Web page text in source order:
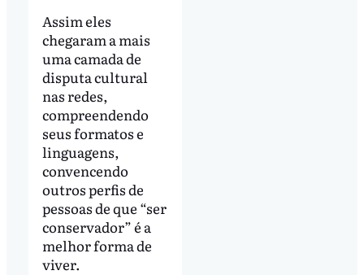
Assim eles
chegaram a mais
uma camada de
disputa cultural
nas redes,
compreendendo
seus formatos e
linguagens,
convencendo
outros perfis de
pessoas de que “ser
conservador” é a
melhor forma de
viver.